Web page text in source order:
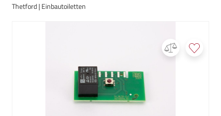
Thetford Einbautoiletten